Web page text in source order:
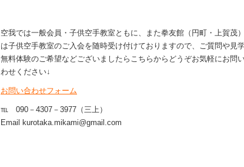
空我では一般会員・子供空手教室ともに、また拳友館（円町・上賀茂
は子供空手教室のご入会を随時受け付けておりますので、ご質問や見学
無料体験のご希望などございましたらこちらからどうぞお気軽にお問
わせください↓
お問い合わせフォーム
℡ 090－4307－3977（三上）
Email kurotaka.mikami@gmail.com